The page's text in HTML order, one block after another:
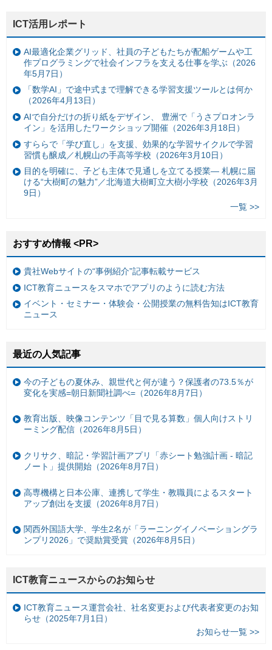
ICT活用レポート
AI最適化企業グリッド、社員の子どもたちが配船ゲームや工
作プログラミングで社会インフラを支える仕事を学ぶ（2026
年5月7日）
「数学AI」で途中式まで理解できる学習支援ツールとは何か
（2026年4月13日）
AIで自分だけの折り紙をデザイン、 豊洲で「うさプロオンラ
イン」を活用したワークショップ開催（2026年3月18日）
すららで「学び直し」を支援、効果的な学習サイクルで学習
習慣も醸成／札幌山の手高等学校（2026年3月10日）
目的を明確に、子ども主体で見通しを立てる授業— 札幌に届
ける“大樹町の魅力”／北海道大樹町立大樹小学校（2026年3月
9日）
一覧 >>
おすすめ情報 <PR>
貴社Webサイトの“事例紹介”記事転載サービス
ICT教育ニュースをスマホでアプリのように読む方法
イベント・セミナー・体験会・公開授業の無料告知はICT教育
ニュース
最近の人気記事
今の子どもの夏休み、親世代と何が違う？保護者の73.5％が
変化を実感=朝日新聞社調べ=（2026年8月7日）
教育出版、映像コンテンツ「目で見る算数」個人向けストリ
ーミング配信（2026年8月5日）
クリサク、暗記・学習計画アプリ「赤シート勉強計画 - 暗記
ノート」提供開始（2026年8月7日）
高専機構と日本公庫、連携して学生・教職員によるスタート
アップ創出を支援（2026年8月7日）
関西外国語大学、学生2名が「ラーニングイノベーショングラ
ンプリ2026」で奨励賞受賞（2026年8月5日）
ICT教育ニュースからのお知らせ
ICT教育ニュース運営会社、社名変更および代表者変更のお知
らせ（2025年7月1日）
お知らせ一覧 >>